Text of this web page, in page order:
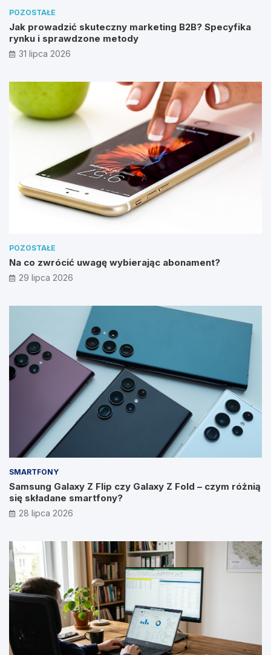
POZOSTAŁE
Jak prowadzić skuteczny marketing B2B? Specyfika
rynku i sprawdzone metody
31 lipca 2026
POZOSTAŁE
Na co zwrócić uwagę wybierając abonament?
29 lipca 2026
SMARTFONY
Samsung Galaxy Z Flip czy Galaxy Z Fold – czym różnią
się składane smartfony?
28 lipca 2026